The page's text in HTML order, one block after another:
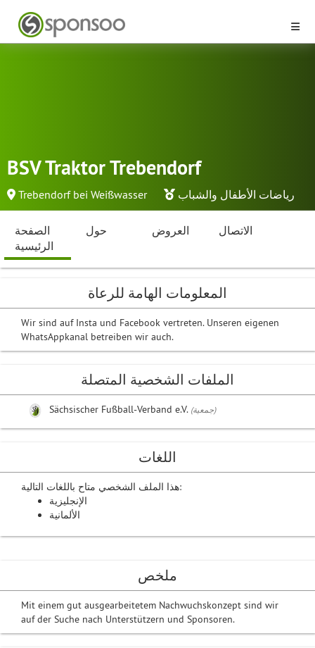
BSV Traktor Trebendorf
Trebendorf bei Weißwasser رياضات الأطفال والشباب
الصفحة
الرئيسية
حول العروض الاتصال
ملخص
Mit einem gut ausgearbeitetem Nachwuchskonzept sind wir
auf der Suche nach Unterstützern und Sponsoren.
المعلومات الهامة للرعاة
Wir sind auf Insta und Facebook vertreten. Unseren eigenen
WhatsAppkanal betreiben wir auch.
الملفات الشخصية المتصلة
Sächsischer Fußball-Verband e.V. (جمعية)
اللغات
هذا الملف الشخصي متاح باللغات التالية:
الإنجليزية
الألمانية